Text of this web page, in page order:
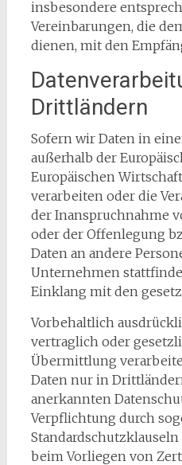
insbesondere
Vereinbarungen, die
dienen, mit den
Drittländern
Sofern wir Daten in
außerhalb der
Europäischen
verarbeiten oder die
der Inanspruchnahme
oder der Offenlegung
Daten an andere
Unternehmen
Einklang mit den
Vorbehaltlich
vertraglich oder
Übermittlung
Daten nur in
anerkannten
Verpflichtung durch
beim Vorliegen von